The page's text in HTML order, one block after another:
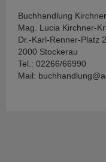
Buchhandlung
Mag. Lucia Kirchner-
Dr.-Karl-Renner-Platz 2
2000 Stockerau
Tel.: 02266/66990
Mail: